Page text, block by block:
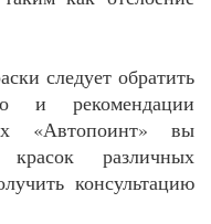
следует обратить
и рекомендации
«Автопоинт» вы
различных
консультацию